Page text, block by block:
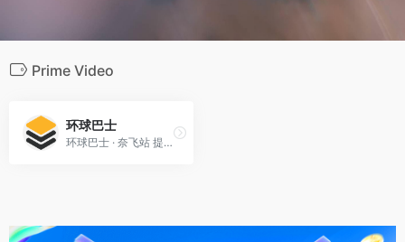
Prime Video
环球巴士
环球巴士 · 奈飞站 提供包括一站式海外数字订阅平台 包括但不限于奈飞 网飞 Netfilx Spotify,Netflix,Tidal,Hbo,Hbogo,Youtube,Disney+在内的流媒体账号合租，实现自动化交付，售后无忧，发车更省心，上车更安心，价格更贴心